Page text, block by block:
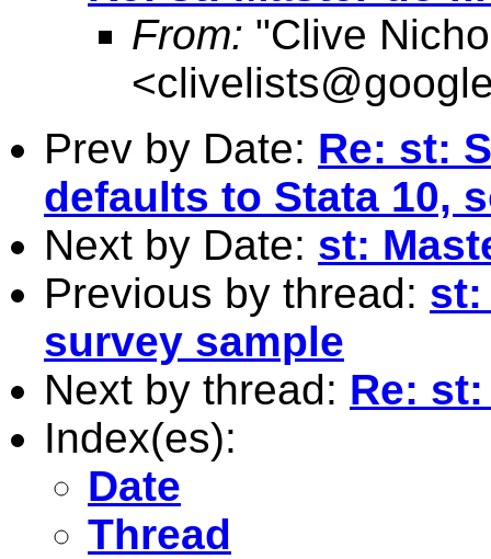
From: "Clive
<
Prev by Date: Re: st:
defaults to Stata 10,
Next by Date: st:
Previous by thread: st:
survey sample
Next by thread: Re:
Index(es):
Date
Thread